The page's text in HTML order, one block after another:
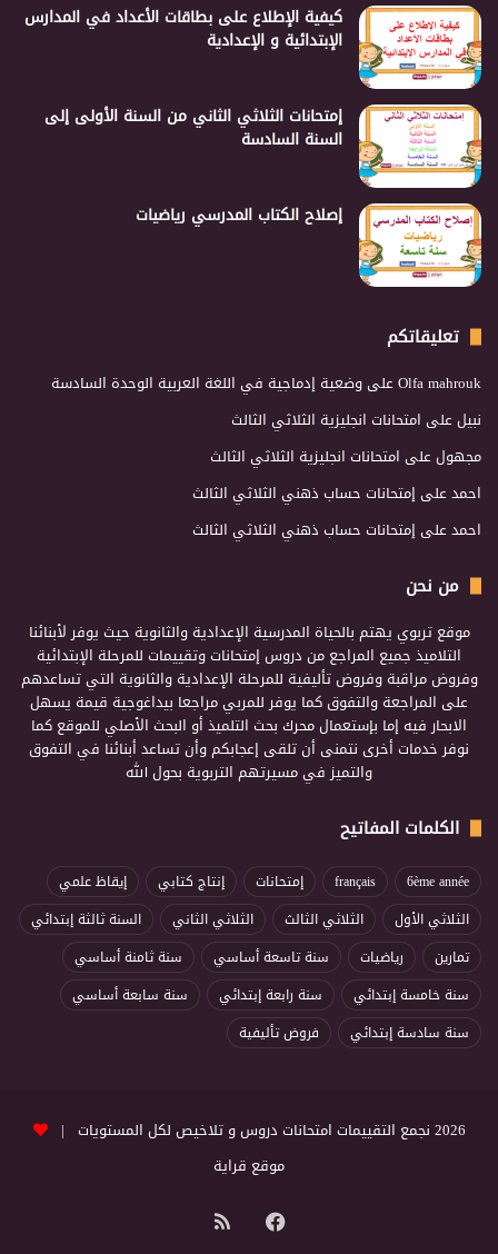
كيفية الإطلاع على بطاقات الأعداد في المدارس
الإبتدائية و الإعدادية
إمتحانات الثلاثي الثاني من السنة الأولى إلى
السنة السادسة
إصلاح الكتاب المدرسي رياضيات
تعليقاتكم
Olfa mahroukعلى وضعية إدماجية في اللغة العربية الوحدة السادسة
نبيلعلى امتحانات انجليزية الثلاثي الثالث
مجهولعلى امتحانات انجليزية الثلاثي الثالث
احمدعلى إمتحانات حساب ذهني الثلاثي الثالث
احمدعلى إمتحانات حساب ذهني الثلاثي الثالث
من نحن
موقع تربوي يهتم بالحياة المدرسية الإعدادية والثانوية حيث يوفر لأبنائنا
التلاميذ جميع المراجع من دروس إمتحانات وتقييمات للمرحلة الإبتدائية
وفروض مراقبة وفروض تأليفية للمرحلة الإعدادية والثانوية التي تساعدهم
على المراجعة والتفوق كما يوفر للمربي مراجعا بيداغوجية قيمة يسهل
الابحار فيه إما بإستعمال محرك بحث التلميذ أو البحث الأصلي للموقع كما
نوفر خدمات أخرى نتمنى أن تلقى إعجابكم وأن تساعد أبنائنا في التفوق
والتميز في مسيرتهم التربوية بحول الله
الكلمات المفاتيح
6ème année
français إمتحانات إنتاج كتابي
إيقاظ علمي
الثلاثي الأول
الثلاثي الثالث الثلاثي الثاني
السنة ثالثة إبتدائي
تمارين
رياضيات سنة تاسعة أساسي
سنة ثامنة أساسي
سنة خامسة إبتدائي
سنة رابعة إبتدائي
سنة سابعة أساسي
سنة سادسة إبتدائي
فروض تأليفية
2026 نجمع التقييمات امتحانات دروس و تلاخيص لكل المستويات |
موقع قراية
فيسبوك